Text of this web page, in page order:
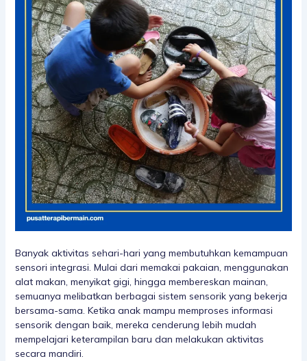
Banyak aktivitas sehari-hari yang membutuhkan kemampuan
sensori integrasi. Mulai dari memakai pakaian, menggunakan
alat makan, menyikat gigi, hingga membereskan mainan,
semuanya melibatkan berbagai sistem sensorik yang bekerja
bersama-sama. Ketika anak mampu memproses informasi
sensorik dengan baik, mereka cenderung lebih mudah
mempelajari keterampilan baru dan melakukan aktivitas
secara mandiri.